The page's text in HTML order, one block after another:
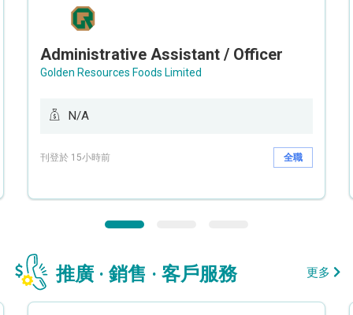
Administrative Assistant / Officer
Golden Resources Foods Limited
N/A
刊登於 15小時前 全職
推廣 · 銷售 · 客戶服務 更多